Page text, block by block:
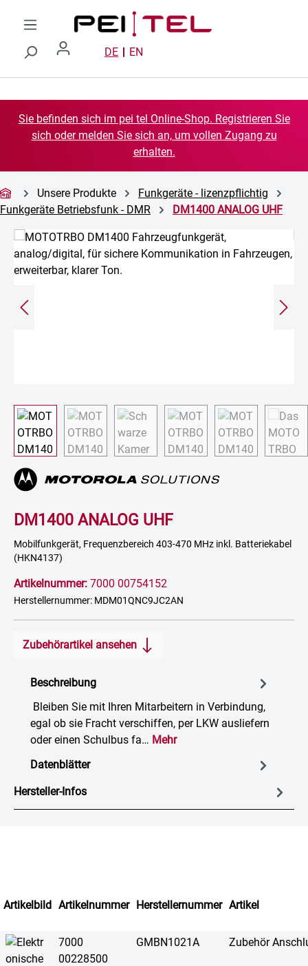
Zum Hauptinhalt springen
DE EN
Sie befinden sich im pei tel Online-Shop. Registrieren Sie
sich oder melden Sie sich an, um vollen Zugang zu
erhalten.
Unsere Produkte
Funkgeräte - lizenzpflichtig
Funkgeräte Betriebsfunk - DMR
DM1400 ANALOG UHF
Bildergalerie überspringen
DM1400 ANALOG UHF
Mobilfunkgerät, Frequenzbereich 403-470 MHz inkl. Batteriekabel
(HKN4137)
Artikelnummer: 7000 00754152
Herstellernummer: MDM01QNC9JC2AN
Zubehörartikel ansehen
Beschreibung
Bleiben Sie mit Ihren Mitarbeitern in Verbindung,
egal ob sie Fracht verschiffen, per LKW ausliefern
oder einen Schulbus fa… Mehr
Datenblätter
Hersteller-Infos
Artikelbild Artikelnummer Herstellernummer Artikel
7000
00228500
GMBN1021A Zubehör